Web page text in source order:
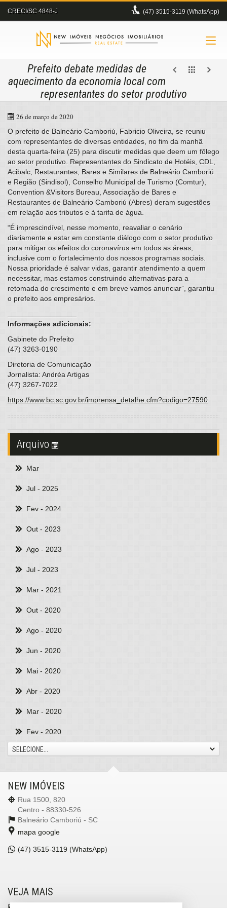
CRECI/SC 4848-J (47) 3515-3119 (WhatsApp)
Prefeito debate medidas de
aquecimento da economia local com
representantes do setor produtivo
26 de março de 2020
O prefeito de Balneário Camboriú, Fabricio Oliveira, se reuniu
com representantes de diversas entidades, no fim da manhã
desta quarta-feira (25) para discutir medidas que deem um fôlego
ao setor produtivo. Representantes do Sindicato de Hotéis, CDL,
Acibalc, Restaurantes, Bares e Similares de Balneário Camboriú
e Região (Sindisol), Conselho Municipal de Turismo (Comtur),
Convention &Visitors Bureau, Associação de Bares e
Restaurantes de Balneário Camboriú (Abres) deram sugestões
em relação aos tributos e à tarifa de água.
“É imprescindível, nesse momento, reavaliar o cenário
diariamente e estar em constante diálogo com o setor produtivo
para mitigar os efeitos do coronavírus em todos as áreas,
inclusive com o fortalecimento dos nossos programas sociais.
Nossa prioridade é salvar vidas, garantir atendimento a quem
necessitar, mas estamos construindo alternativas para a
retomada do crescimento e em breve vamos anunciar”, garantiu
o prefeito aos empresários.
Informações adicionais:
Gabinete do Prefeito
(47) 3263-0190
Diretoria de Comunicação
Jornalista: Andréa Artigas
(47) 3267-7022
https://www.bc.sc.gov.br/imprensa_detalhe.cfm?codigo=27590
Arquivo
Mar
Jul - 2025
Fev - 2024
Out - 2023
Ago - 2023
Jul - 2023
Mar - 2021
Out - 2020
Ago - 2020
Jun - 2020
Mai - 2020
Abr - 2020
Mar - 2020
Fev - 2020
SELECIONE...
NEW IMÓVEIS
Rua 1500, 820
Centro - 88330-526
Balneário Camboriú - SC
mapa google
(47) 3515-3119 (WhatsApp)
VEJA MAIS